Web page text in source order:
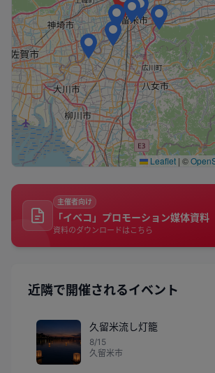
Leaflet | ©
主催者向け
「イベコ」プロモーション媒体資料
資料のダウンロードはこちら
近隣で開催されるイベント
久留米流し灯籠
8/15
久留米市